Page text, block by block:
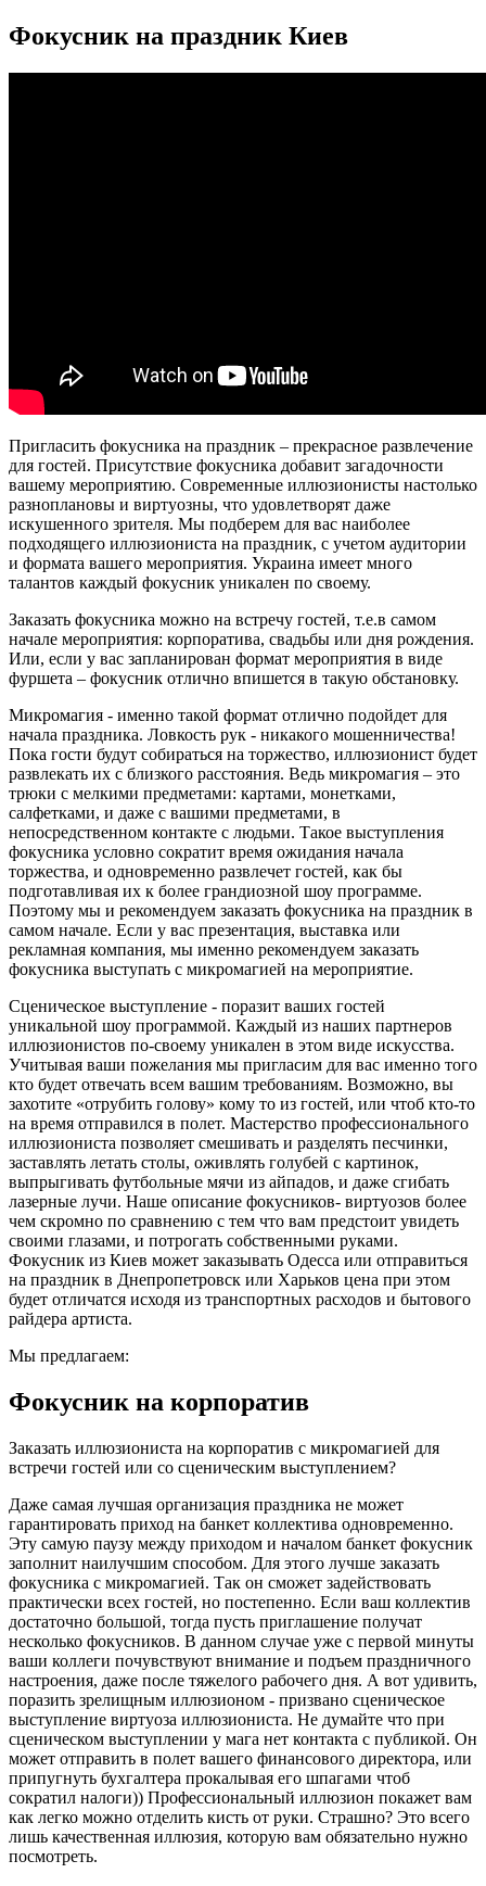
Фокусник на праздник Киев
Пригласить фокусника на праздник – прекрасное развлечение
для гостей. Присутствие фокусника добавит загадочности
вашему мероприятию. Современные иллюзионисты настолько
разноплановы и виртуозны, что удовлетворят даже
искушенного зрителя. Мы подберем для вас наиболее
подходящего иллюзиониста на праздник, с учетом аудитории
и формата вашего мероприятия. Украина имеет много
талантов каждый фокусник уникален по своему.
Заказать фокусника можно на встречу гостей, т.е.в самом
начале мероприятия: корпоратива, свадьбы или дня рождения.
Или, если у вас запланирован формат мероприятия в виде
фуршета – фокусник отлично впишется в такую обстановку.
Микромагия - именно такой формат отлично подойдет для
начала праздника. Ловкость рук - никакого мошенничества!
Пока гости будут собираться на торжество, иллюзионист будет
развлекать их с близкого расстояния. Ведь микромагия – это
трюки с мелкими предметами: картами, монетками,
салфетками, и даже с вашими предметами, в
непосредственном контакте с людьми. Такое выступления
фокусника условно сократит время ожидания начала
торжества, и одновременно развлечет гостей, как бы
подготавливая их к более грандиозной шоу программе.
Поэтому мы и рекомендуем заказать фокусника на праздник в
самом начале. Если у вас презентация, выставка или
рекламная компания, мы именно рекомендуем заказать
фокусника выступать с микромагией на мероприятие.
Сценическое выступление - поразит ваших гостей
уникальной шоу программой. Каждый из наших партнеров
иллюзионистов по-своему уникален в этом виде искусства.
Учитывая ваши пожелания мы пригласим для вас именно того
кто будет отвечать всем вашим требованиям. Возможно, вы
захотите «отрубить голову» кому то из гостей, или чтоб кто-то
на время отправился в полет. Мастерство профессионального
иллюзиониста позволяет смешивать и разделять песчинки,
заставлять летать столы, оживлять голубей с картинок,
выпрыгивать футбольные мячи из айпадов, и даже сгибать
лазерные лучи. Наше описание фокусников- виртуозов более
чем скромно по сравнению с тем что вам предстоит увидеть
своими глазами, и потрогать собственными руками.
Фокусник из Киев может заказывать Одесса или отправиться
на праздник в Днепропетровск или Харьков цена при этом
будет отличатся исходя из транспортных расходов и бытового
райдера артиста.
Мы предлагаем:
Фокусник на корпоратив
Заказать иллюзиониста на корпоратив с микромагией для
встречи гостей или со сценическим выступлением?
Даже самая лучшая организация праздника не может
гарантировать приход на банкет коллектива одновременно.
Эту самую паузу между приходом и началом банкет фокусник
заполнит наилучшим способом. Для этого лучше заказать
фокусника с микромагией. Так он сможет задействовать
практически всех гостей, но постепенно. Если ваш коллектив
достаточно большой, тогда пусть приглашение получат
несколько фокусников. В данном случае уже с первой минуты
ваши коллеги почувствуют внимание и подъем праздничного
настроения, даже после тяжелого рабочего дня. А вот удивить,
поразить зрелищным иллюзионом - призвано сценическое
выступление виртуоза иллюзиониста. Не думайте что при
сценическом выступлении у мага нет контакта с публикой. Он
может отправить в полет вашего финансового директора, или
припугнуть бухгалтера прокалывая его шпагами чтоб
сократил налоги)) Профессиональный иллюзион покажет вам
как легко можно отделить кисть от руки. Страшно? Это всего
лишь качественная иллюзия, которую вам обязательно нужно
посмотреть.